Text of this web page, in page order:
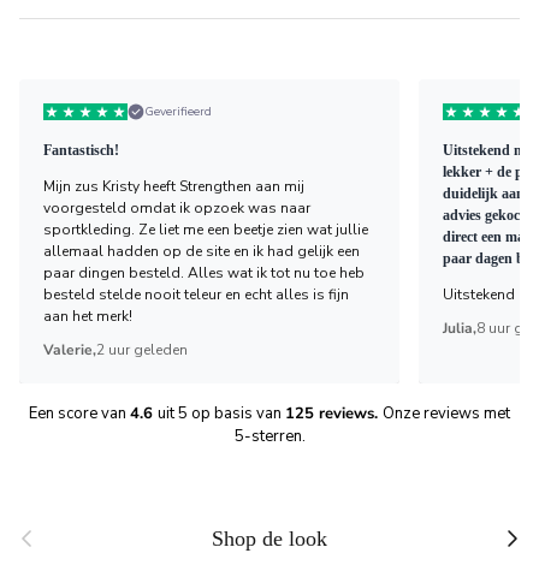
Geverifieerd
Fantastisch!
Mijn zus Kristy heeft Strengthen aan mij
voorgesteld omdat ik opzoek was naar
sportkleding. Ze liet me een beetje zien wat jullie
allemaal hadden op de site en ik had gelijk een
paar dingen besteld. Alles wat ik tot nu toe heb
besteld stelde nooit teleur en echt alles is fijn
aan het merk!
Valerie,2 uur geleden
Uitstekend
lekker + de
duidelijk
advies gekocht
direct een
paar dagen
Uitstekend
Julia,8 uur
Een score van 4.6 uit 5 op basis van 125 reviews. Onze reviews met
5-sterren.
Previous Shop de look Next